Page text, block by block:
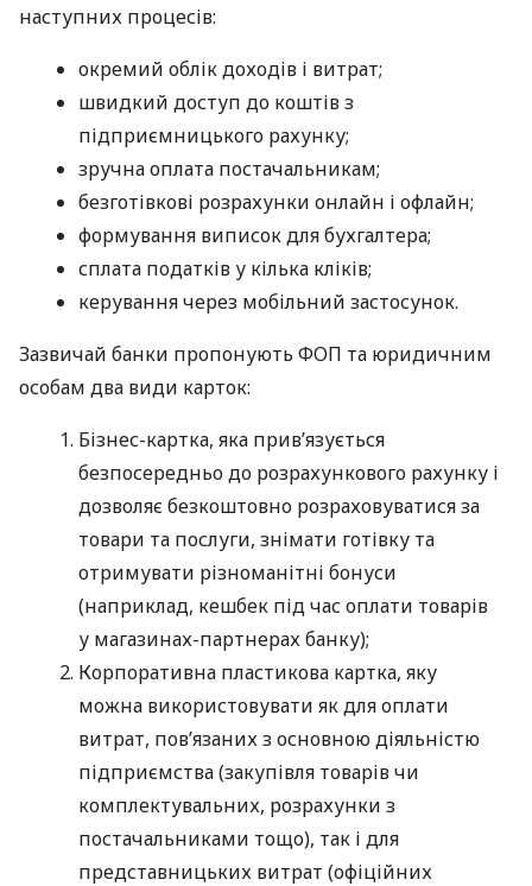
наступних процесів:
окремий облік доходів і витрат;
швидкий доступ до коштів з
підприємницького рахунку;
зручна оплата постачальникам;
безготівкові розрахунки онлайн і офлайн;
формування виписок для бухгалтера;
сплата податків у кілька кліків;
керування через мобільний застосунок.
Зазвичай банки пропонують ФОП та юридичним
особам два види карток:
Бізнес-картка, яка прив’язується
безпосередньо до розрахункового рахунку і
дозволяє безкоштовно розраховуватися за
товари та послуги, знімати готівку та
отримувати різноманітні бонуси
(наприклад, кешбек під час оплати товарів
у магазинах-партнерах банку);
Корпоративна пластикова картка, яку
можна використовувати як для оплати
витрат, пов’язаних з основною діяльністю
підприємства (закупівля товарів чи
комплектувальних, розрахунки з
постачальниками тощо), так і для
представницьких витрат (офіційних